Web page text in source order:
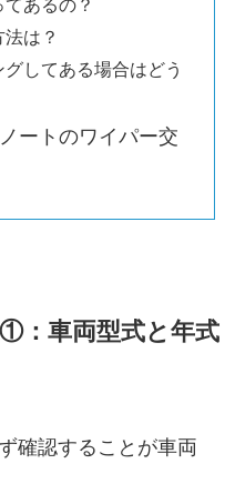
あるの？
は？
してある場合はどう
ートのワイパー交
：車両型式と年式
確認することが車両